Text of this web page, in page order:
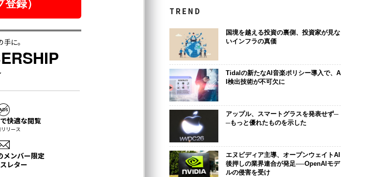
TREND
国境を越える投資の裏側、投資家が見な
いインフラの真価
Tidalの新たなAI音楽ポリシー導入で、A
I検出技術が不可欠に
アップル、スマートグラスを発表せず─
─もっと優れたものを示した
エヌビディア主導、オープンウェイトAI
後押しの業界連合が発足──OpenAIモデ
ルの侵害を受け